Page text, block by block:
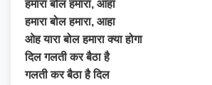
हमारा बोल हमारा, आहा
हमारा बोल हमारा, आहा
ओह यारा बोल हमारा क्या होगा
दिल गलती कर बैठा है
गलती कर बैठा है दिल